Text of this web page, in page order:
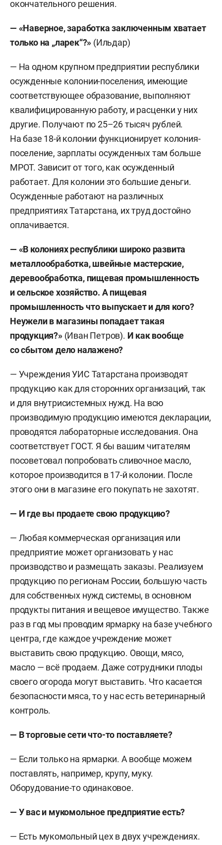
окончательного решения.
— «Наверное, заработка заключенным хватает
только на „ларек“?» (Ильдар)
— На одном крупном предприятии республики
осужденные колонии-поселения, имеющие
соответствующее образование, выполняют
квалифицированную работу, и расценки у них
другие. Получают по 25–26 тысяч рублей.
На базе 18-й колонии функционирует колония-
поселение, зарплаты осужденных там больше
МРОТ. Зависит от того, как осужденный
работает. Для колонии это большие деньги.
Осужденные работают на различных
предприятиях Татарстана, их труд достойно
оплачивается.
— «В колониях республики широко развита
металлообработка, швейные мастерские,
деревообработка, пищевая промышленность
и сельское хозяйство. А пищевая
промышленность что выпускает и для кого?
Неужели в магазины попадает такая
продукция?»(Иван Петров). И как вообще
со сбытом дело налажено?
— Учреждения УИС Татарстана производят
продукцию как для сторонних организаций, так
и для внутрисистемных нужд. На всю
производимую продукцию имеются декларации,
проводятся лабораторные исследования. Она
соответствует ГОСТ. Я бы вашим читателям
посоветовал попробовать сливочное масло,
которое производится в 17-й колонии. После
этого они в магазине его покупать не захотят.
— И где вы продаете свою продукцию?
— Любая коммерческая организация или
предприятие может организовать у нас
производство и размещать заказы. Реализуем
продукцию по регионам России, большую часть
для собственных нужд системы, в основном
продукты питания и вещевое имущество. Также
раз в год мы проводим ярмарку на базе учебного
центра, где каждое учреждение может
выставить свою продукцию. Овощи, мясо,
масло — всё продаем. Даже сотрудники плоды
своего огорода могут выставить. Что касается
безопасности мяса, то у нас есть ветеринарный
контроль.
— В торговые сети что-то поставляете?
— Если только на ярмарки. А вообще можем
поставлять, например, крупу, муку.
Оборудование-то одинаковое.
— У вас и мукомольное предприятие есть?
— Есть мукомольный цех в двух учреждениях.